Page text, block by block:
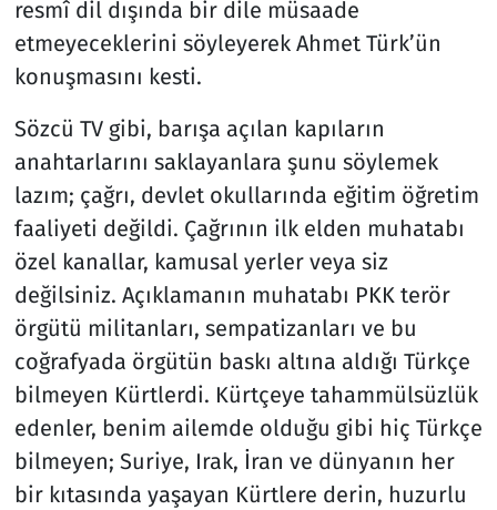
resmî dil dışında bir dile müsaade
etmeyeceklerini söyleyerek Ahmet Türk’ün
konuşmasını kesti.
Sözcü TV gibi, barışa açılan kapıların
anahtarlarını saklayanlara şunu söylemek
lazım; çağrı, devlet okullarında eğitim öğretim
faaliyeti değildi. Çağrının ilk elden muhatabı
özel kanallar, kamusal yerler veya siz
değilsiniz. Açıklamanın muhatabı PKK terör
örgütü militanları, sempatizanları ve bu
coğrafyada örgütün baskı altına aldığı Türkçe
bilmeyen Kürtlerdi. Kürtçeye tahammülsüzlük
edenler, benim ailemde olduğu gibi hiç Türkçe
bilmeyen; Suriye, Irak, İran ve dünyanın her
bir kıtasında yaşayan Kürtlere derin, huzurlu